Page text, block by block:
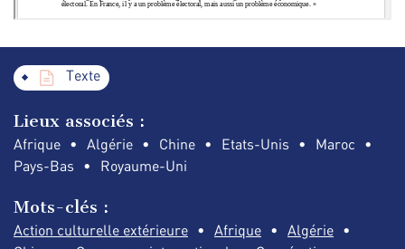
Texte
Lieux associés :
Afrique Algérie Chine Etats-Unis
Maroc
Pays-Bas
Royaume-Uni
Mots-clés :
Action culturelle extérieure Afrique
Algérie